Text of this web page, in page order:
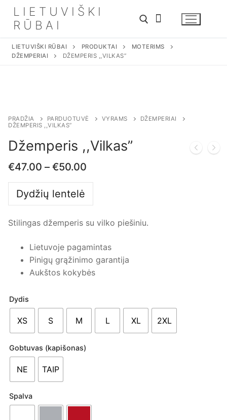
turinio
LIETUVIŠKI
RŪBAI
LIETUVIŠKI RŪBAI PRODUKTAI
MOTERIMS
DŽEMPERIAI
DŽEMPERIS ,,VILKAS”
PRADŽIA PARDUOTUVĖ VYRAMS
DŽEMPERIAI
DŽEMPERIS ,,VILKAS”
Džemperis ,,Vilkas”
€47.00 – €50.00
Dydžių lentelė
Stilingas džemperis su vilko piešiniu.
Lietuvoje pagamintas
Pinigų grąžinimo garantija
Aukštos kokybės
Dydis
XS S M L XL 2XL
Gobtuvas (kapišonas)
NE TAIP
Spalva